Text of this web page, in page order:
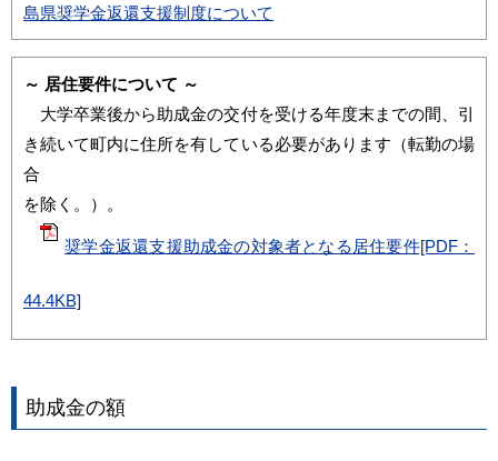
島県奨学金返還支援制度について
～ 居住要件について ～
大学卒業後から助成金の交付を受ける年度末までの間、引
き続いて町内に住所を有している必要があります（転勤の場
合
を除く。）。
奨学金返還支援助成金の対象者となる居住要件[PDF：
44.4KB]
助成金の額